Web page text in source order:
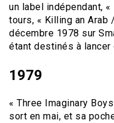
un label indépendant,
tours, « Killing an Arab
décembre 1978 sur
étant destinés à
1979
« Three Imaginary
sort en mai, et sa